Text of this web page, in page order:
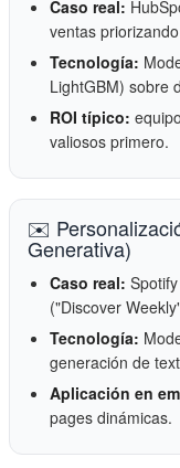
Caso real:
ventas
Tecnología:
LightGBM) sobre
ROI típico:
valiosos primero.
✉️
Generativa)
Caso real:
("Discover
Tecnología:
generación de
Aplicación en
pages dinámicas.